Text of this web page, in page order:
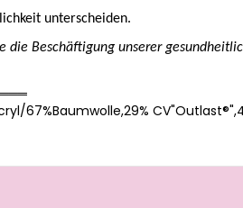
unterscheiden.
die Beschäftigung unserer
67%Baumwolle,29%